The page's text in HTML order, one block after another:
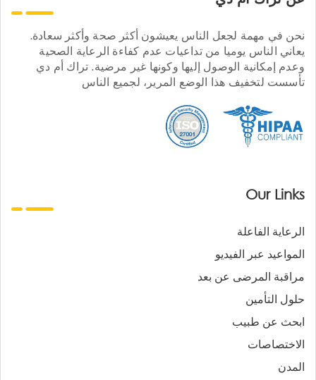
نحن في مهمة لجعل الناس يعيشون أكثر صحة وأكثر سعادة.
يعاني الناس يوميا من تداعيات عدم كفاءة الرعاية الصحية
وعدم إمكانية الوصول إليها وكونها غير مرضية. تراك أم دي
تأسست لتخفيف هذا الوضع المرير، لجميع الناس
Our Links
الرعاية الفاعلة
المواعيد عبر الفيديو
مراقبة المرضى عن بعد
حلول التأمين
ابحث عن طبيب
الاختصاصات
المدن